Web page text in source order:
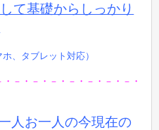
て基礎からしっかり
、タブレット対応）
－・－・－・－・－・－・－・
人お一人の今現在の